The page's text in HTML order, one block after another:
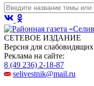
СЕТЕВОЕ ИЗДАНИЕ
Версия для слабовидящих
Реклама на сайте:
8 (49 236) 2-18-87
selivestnik@mail.ru